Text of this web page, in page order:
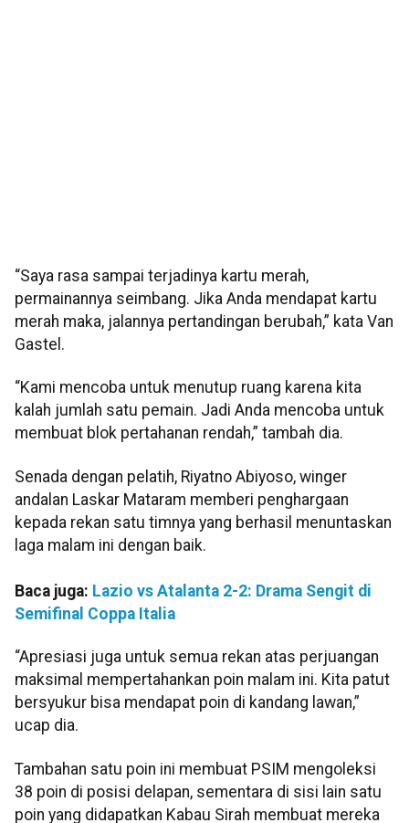
“Saya rasa sampai terjadinya kartu merah,
permainannya seimbang. Jika Anda mendapat kartu
merah maka, jalannya pertandingan berubah,” kata Van
Gastel.
“Kami mencoba untuk menutup ruang karena kita
kalah jumlah satu pemain. Jadi Anda mencoba untuk
membuat blok pertahanan rendah,” tambah dia.
Senada dengan pelatih, Riyatno Abiyoso, winger
andalan Laskar Mataram memberi penghargaan
kepada rekan satu timnya yang berhasil menuntaskan
laga malam ini dengan baik.
Baca juga: Lazio vs Atalanta 2-2: Drama Sengit di
Semifinal Coppa Italia
“Apresiasi juga untuk semua rekan atas perjuangan
maksimal mempertahankan poin malam ini. Kita patut
bersyukur bisa mendapat poin di kandang lawan,”
ucap dia.
Tambahan satu poin ini membuat PSIM mengoleksi
38 poin di posisi delapan, sementara di sisi lain satu
poin yang didapatkan Kabau Sirah membuat mereka